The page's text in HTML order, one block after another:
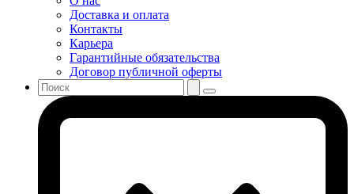
Доставка и оплата
Контакты
Карьера
Гарантийные обязательства
Договор публичной оферты